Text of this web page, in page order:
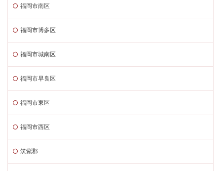
福岡市南区
福岡市博多区
福岡市城南区
福岡市早良区
福岡市東区
福岡市西区
筑紫郡